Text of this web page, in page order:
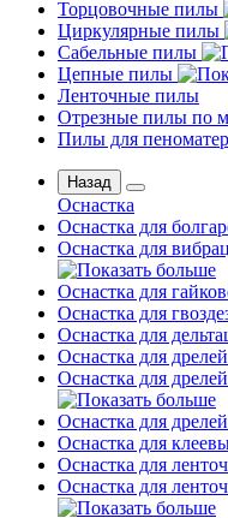
Торцовочные пилы
Циркулярные пилы
Сабельные пилы
Цепные пилы
Ленточные пилы
Отрезные пилы по
Пилы для
Назад
Оснастка
Оснастка для
Оснастка для
Оснастка для
Оснастка для
Оснастка для
Оснастка для дрелей
Оснастка для
Оснастка для
Оснастка для
Оснастка для
Оснастка для